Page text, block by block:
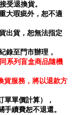
受退換貨。
大瑕疵外，恕不適
出貨，恕無法指定
錄至門市辦理，
同系列盲盒商品隨機
貨服務，將以退款方
單單價計算），
續費恕不退還。